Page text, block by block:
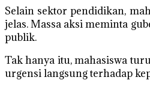
Selain sektor pendidikan,
jelas. Massa aksi meminta
publik.
Tak hanya itu, mahasiswa
urgensi langsung terhadap